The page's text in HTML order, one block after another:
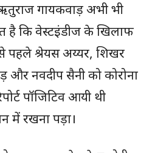
गायकवाड़ अभी भी
है कि वेस्टइंडीज के खिलाफ
पहले श्रेयस अय्यर, शिखर
नवदीप सैनी को कोरोना
पॉजिटिव आयी थी
में रखना पड़ा।